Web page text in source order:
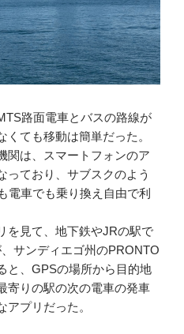
路面電車とバスの路線が
ても移動は簡単だった。
関は、スマートフォンのア
っており、サブスクのよう
電車でも乗り換え自由で利
を見て、地下鉄やJRの駅で
サンディエゴ州のPRONTO
と、GPSの場所から目的地
寄りの駅の次の電車の発車
プリだった。